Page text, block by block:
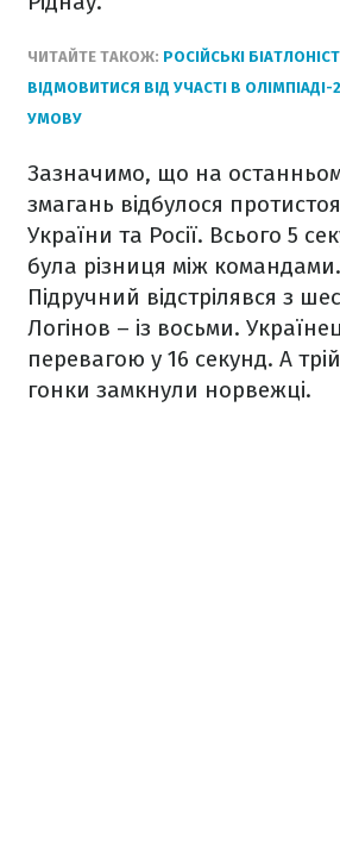
ЧИТАЙТЕ ТАКОЖ: РОСІЙСЬКІ
ВІДМОВИТИСЯ ВІД УЧАСТІ В
УМОВУ
Зазначимо, що на
змагань відбулося
України та Росії. Всього 5
була різниця між
Підручний відстрілявся з
Логінов – із восьми.
перевагою у 16 секунд. А
гонки замкнули норвежці.